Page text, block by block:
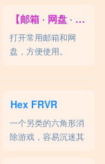
【邮箱 · 网盘 · 图床】
打开常用邮箱和网
盘，方便使用。
Hex FRVR
一个另类的六角形消
除游戏，容易沉迷其